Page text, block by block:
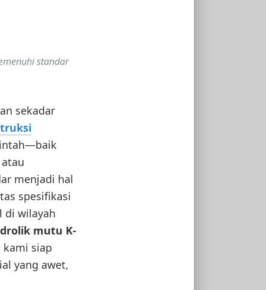
standar
sekadar
menjadi hal
spesifikasi
di wilayah
mutu K-
siap
yang awet,